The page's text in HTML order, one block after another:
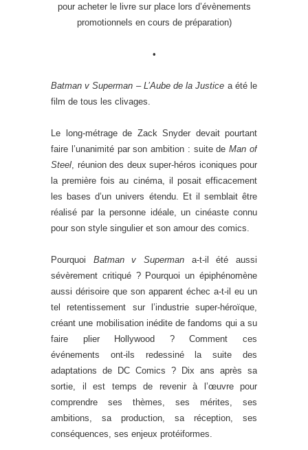
pour acheter le livre sur place lors d’évènements
promotionnels en cours de préparation)
•
Batman v Superman – L’Aube de la Justice a été le
film de tous les clivages.
Le long-métrage de Zack Snyder devait pourtant
faire l’unanimité par son ambition : suite deMan of
Steel , réunion des deux super-héros iconiques pour
la première fois au cinéma, il posait efficacement
les bases d’un univers étendu. Et il semblait être
réalisé par la personne idéale, un cinéaste connu
pour son style singulier et son amour des comics.
Pourquoi Batman v Superman a-t-il été aussi
sévèrement critiqué ? Pourquoi un épiphénomène
aussi dérisoire que son apparent échec a-t-il eu un
tel retentissement sur l’industrie super-héroïque,
créant une mobilisation inédite de fandoms qui a su
faire plier Hollywood ? Comment ces
événements ont-ils redessiné la suite des
adaptations de DC Comics ? Dix ans après sa
sortie, il est temps de revenir à l’œuvre pour
comprendre ses thèmes, ses mérites, ses
ambitions, sa production, sa réception, ses
conséquences, ses enjeux protéiformes.